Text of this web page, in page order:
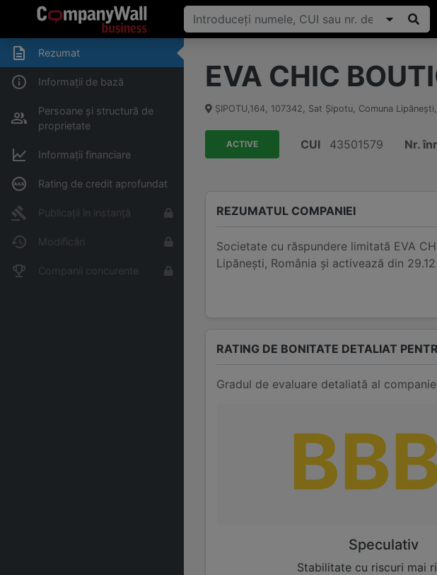
Rezumat
Informații de bază
Persoane și structură de
proprietate
Informații financiare
Rating de credit aprofundat
Publicații în instanță
Modificări
Companii concurente
EVA CHIC
ŞIPOTU,164, 107342, Sat Şipotu, Comuna Lipăneşti,
ACTIVE CUI 43501579 Nr.
REZUMATUL COMPANIEI
Societate cu răspundere limitată EVA
Lipăneşti, România și activează din
RATING DE BONITATE DETALIAT
Gradul de evaluare detaliată al
Speculativ
Stabilitate cu riscuri mai